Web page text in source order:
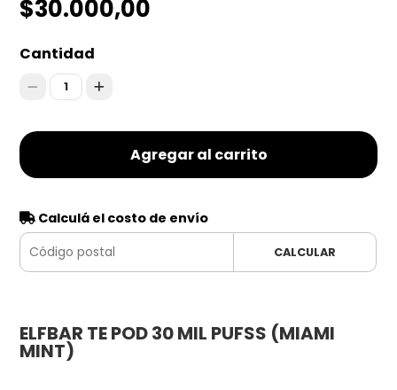
$30.000,00
Cantidad
1
Agregar al carrito
Calculá el costo de envío
CALCULAR
ELFBAR TE POD 30 MIL PUFSS (MIAMI
MINT)